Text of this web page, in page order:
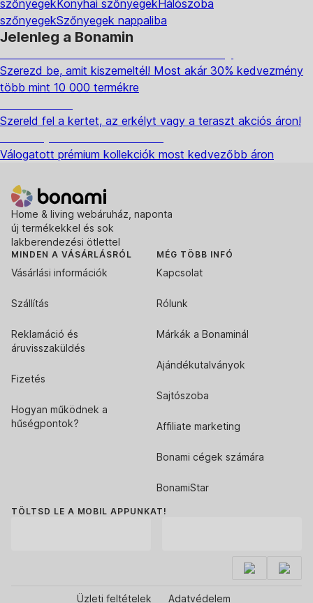
szőnyegekKonyhai szőnyegekHálószoba
szőnyegekSzőnyegek nappaliba
Jelenleg a Bonamin
Szerezd be, amit kiszemeltél! Most akár 30% kedvezmény
több mint 10 000 termékre
Szereld fel a kertet, az erkélyt vagy a teraszt akciós áron!
Válogatott prémium kollekciók most kedvezőbb áron
Home & living webáruház, naponta
új termékekkel és sok
lakberendezési ötlettel
MINDEN A VÁSÁRLÁSRÓL
Vásárlási információk
Szállítás
Reklamáció és
áruvisszaküldés
Fizetés
Hogyan működnek a
hűségpontok?
MÉG TÖBB INFÓ
Kapcsolat
Rólunk
Márkák a Bonaminál
Ajándékutalványok
Sajtószoba
Affiliate marketing
Bonami cégek számára
BonamiStar
TÖLTSD LE A MOBIL APPUNKAT!
Üzleti feltételek Adatvédelem